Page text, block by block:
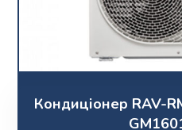
Кондиціонер RAV-